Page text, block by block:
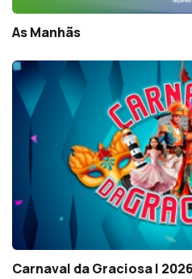
As Manhãs
Carnaval da Graciosa | 2026